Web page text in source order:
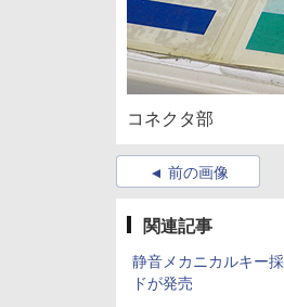
コネクタ部
前の画像
関連記事
静音メカニカルキー
ドが発売